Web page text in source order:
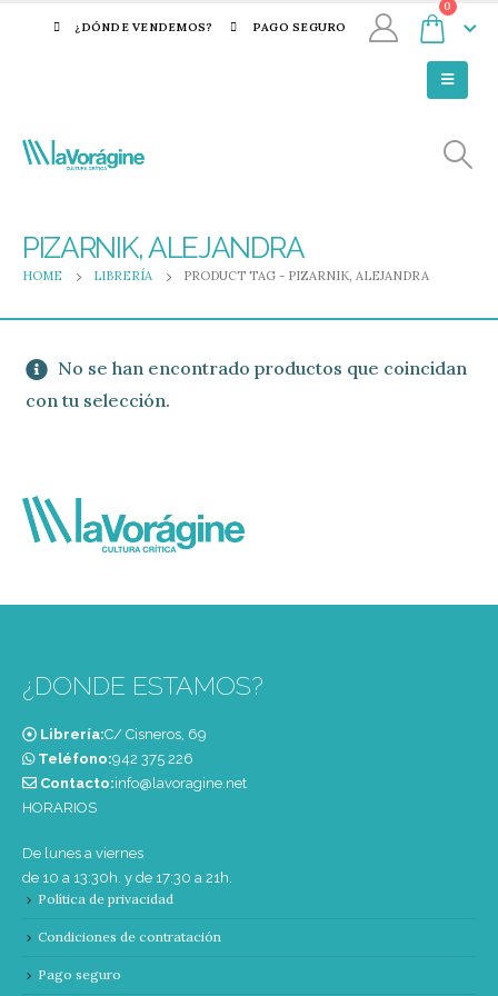
¿DÓNDE VENDEMOS? PAGO SEGURO
0
PIZARNIK, ALEJANDRA
HOME LIBRERÍA PRODUCT TAG - PIZARNIK, ALEJANDRA
No se han encontrado productos que coincidan
con tu selección.
¿DONDE ESTAMOS?
Librería:C/ Cisneros, 69
Teléfono:‭942 375 226‬
Contacto:info@lavoragine.net
HORARIOS
De lunes a viernes
de 10 a 13:30h. y de 17:30 a 21h.
Política de privacidad
Condiciones de contratación
Pago seguro